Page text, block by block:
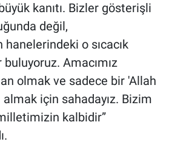
kanıtı. Bizler gösterişli
değil,
o sıcacık
Amacımız
olmak ve sadece bir 'Allah
almak için sahadayız. Bizim
kalbidir”